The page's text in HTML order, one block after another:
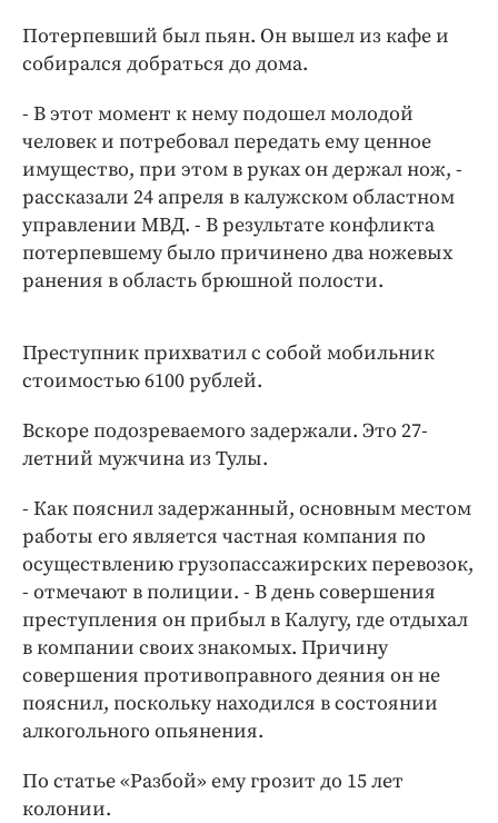
Потерпевший был пьян. Он вышел из кафе и
собирался добраться до дома.
- В этот момент к нему подошел молодой
человек и потребовал передать ему ценное
имущество, при этом в руках он держал нож, -
рассказали 24 апреля в калужском областном
управлении МВД. - В результате конфликта
потерпевшему было причинено два ножевых
ранения в область брюшной полости.
Преступник прихватил с собой мобильник
стоимостью 6100 рублей.
Вскоре подозреваемого задержали. Это 27-
летний мужчина из Тулы.
- Как пояснил задержанный, основным местом
работы его является частная компания по
осуществлению грузопассажирских перевозок,
- отмечают в полиции. - В день совершения
преступления он прибыл в Калугу, где отдыхал
в компании своих знакомых. Причину
совершения противоправного деяния он не
пояснил, поскольку находился в состоянии
алкогольного опьянения.
По статье «Разбой» ему грозит до 15 лет
колонии.